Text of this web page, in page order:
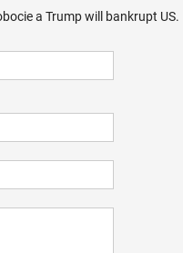
a Trump will bankrupt US.